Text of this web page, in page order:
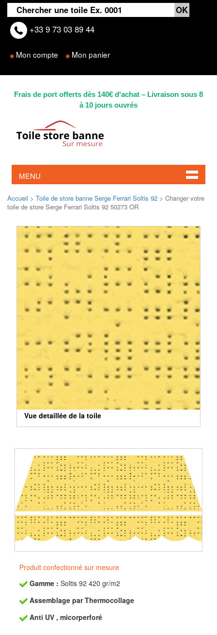
+33 9 73 03 89 44
◉ Mon compte ◉ Mon panier
Frais de port offerts dès 140€ d'achat – Livraison sous 8
à 10 jours ouvrés
MENU
Accueil > Toile de store banne Serge Ferrari Soltis 92 > Changer votre
toile de store Serge Ferrari Soltis 92 50273 OR
Vue detaillée de la toile
Produit confectionné sur mesure
Gamme : Soltis 92 420 gr/m2
Assemblage par Thermocollage
Anti UV , micorperforé